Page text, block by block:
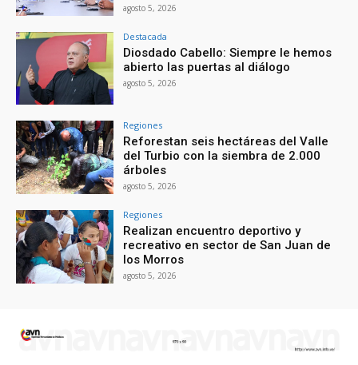
agosto 5, 2026
Destacada
Diosdado Cabello: Siempre le hemos
abierto las puertas al diálogo
agosto 5, 2026
Regiones
Reforestan seis hectáreas del Valle
del Turbio con la siembra de 2.000
árboles
agosto 5, 2026
Regiones
Realizan encuentro deportivo y
recreativo en sector de San Juan de
los Morros
agosto 5, 2026